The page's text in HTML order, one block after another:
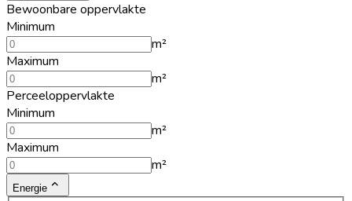
Bewoonbare oppervlakte
Minimum
m²
Maximum
m²
Perceeloppervlakte
Minimum
m²
Maximum
m²
Energie